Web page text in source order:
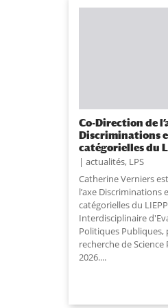
Co-Direction de
Discriminations
catégorielles du
actualités, LPS
Catherine Verniers
l’axe Discriminations
catégorielles du
Interdisciplinaire
Politiques Publiques,
recherche de
2026....